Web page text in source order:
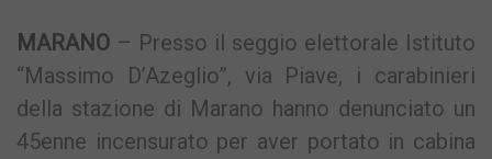
MARANO – Presso il seggio elettorale Istituto
“Massimo D’Azeglio”, via Piave, i carabinieri
della stazione di Marano hanno denunciato un
45enne incensurato per aver portato in cabina